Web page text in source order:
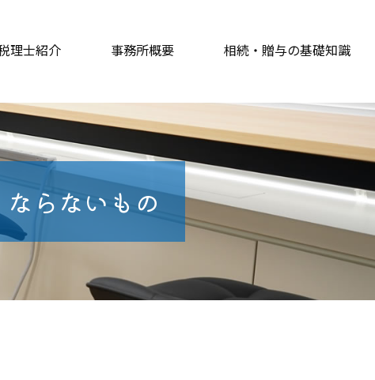
理士紹介 事務所概要 相続・贈与の基礎知識
らないもの